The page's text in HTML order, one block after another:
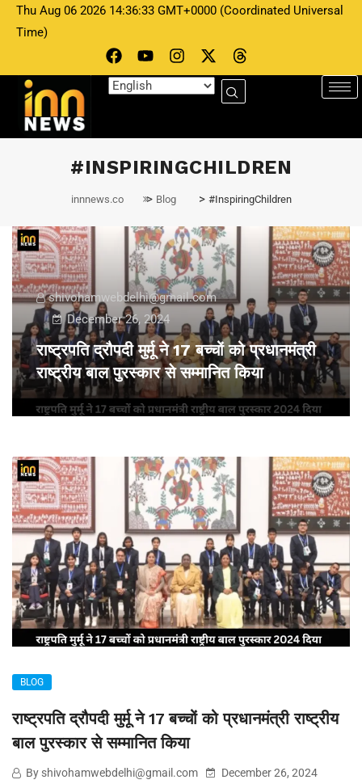
Thu Aug 06 2026 14:36:33 GMT+0000 (Coordinated Universal
Time)
#INSPIRINGCHILDREN
innnews.co > Blog > #InspiringChildren
shivohamwebdelhi@gmail.com
December 26, 2024
राष्ट्रपति द्रौपदी मुर्मू ने 17 बच्चों को प्रधानमंत्री
राष्ट्रीय बाल पुरस्कार से सम्मानित किया
BLOG
राष्ट्रपति द्रौपदी मुर्मू ने 17 बच्चों को प्रधानमंत्री राष्ट्रीय
बाल पुरस्कार से सम्मानित किया
By shivohamwebdelhi@gmail.com
December 26, 2024